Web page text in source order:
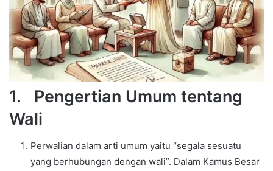
1. Pengertian Umum tentang
Wali
Perwalian dalam arti umum yaitu “segala sesuatu
yang berhubungan dengan wali”. Dalam Kamus Besar